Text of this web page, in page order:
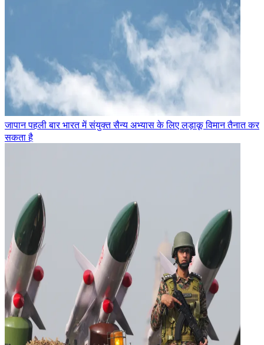
जापान पहली बार भारत में संयुक्त सैन्य अभ्यास के लिए लड़ाकू विमान तैनात कर
सकता है